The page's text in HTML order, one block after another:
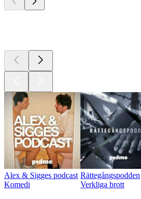
Alex & Sigges podcast
Komedi
Rättegångspodden
Verkliga brott